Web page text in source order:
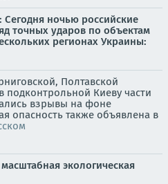
ночью российские
точных ударов по объектам
регионах Украины:
Полтавской
подконтрольной Киеву части
взрывы на фоне
опасность также объявлена в
экологическая